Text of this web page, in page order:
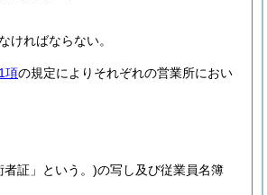
ければならない。
項の規定によりそれぞれの営業所におい
証」という。)の写し及び従業員名簿